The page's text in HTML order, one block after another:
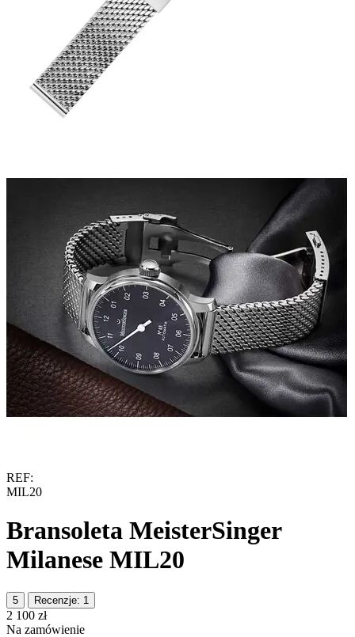
REF:
MIL20
Bransoleta MeisterSinger
Milanese MIL20
5 Recenzje: 1
‍2 100‍ zł
Na zamówienie